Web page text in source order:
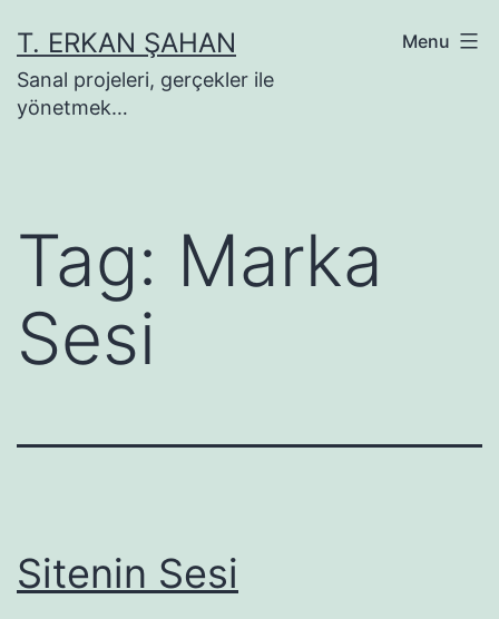
to
content
T. ERKAN ŞAHAN
Sanal projeleri, gerçekler ile
yönetmek…
Menu
Tag: Marka
Sesi
Sitenin Sesi